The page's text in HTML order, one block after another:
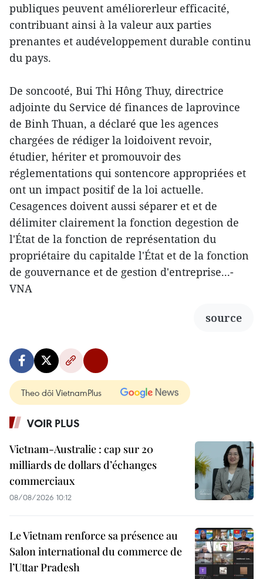
publiques peuvent améliorerleur efficacité,
contribuant ainsi à la valeur aux parties
prenantes et audéveloppement durable continu
du pays.
De soncooté, Bui Thi Hông Thuy, directrice
adjointe du Service dé finances de laprovince
de Binh Thuan, a déclaré que les agences
chargées de rédiger la loidoivent revoir,
étudier, hériter et promouvoir des
réglementations qui sontencore appropriées et
ont un impact positif de la loi actuelle.
Cesagences doivent aussi séparer et et de
délimiter clairement la fonction degestion de
l'État de la fonction de représentation du
propriétaire du capitalde l'État et de la fonction
de gouvernance et de gestion d'entreprise...-
VNA
source
Theo dõi VietnamPlus
VOIR PLUS
Vietnam-Australie : cap sur 20
milliards de dollars d’échanges
commerciaux
08/08/2026 10:12
Le Vietnam renforce sa présence au
Salon international du commerce de
l’Uttar Pradesh